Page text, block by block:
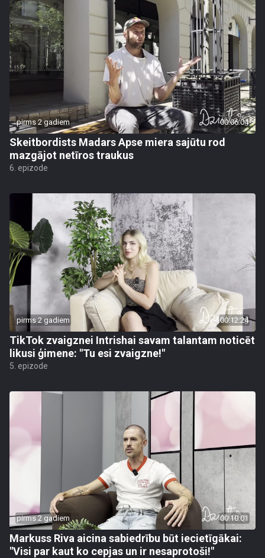
pirms 2 gadiem 00:06:04
Skeitbordists Madars Apse miera sajūtu rod
mazgājot netīros traukus
6. epizode
pirms 2 gadiem 00:12:24
TikTok zvaigznei Intrishai savam talantam noticēt
likusi ģimene: "Tu esi zvaigzne!"
5. epizode
pirms 2 gadiem 00:10:01
Markuss Riva aicina sabiedrību būt iecietīgākai:
"Visi par kaut ko cepjas un ir nesaprotoši!"